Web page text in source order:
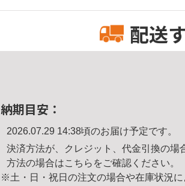
配送
納期目安：
2026.07.29 14:38頃のお届け予定です。
決済方法が、クレジット、代金引換の場
方法の場合はこちら をご確認ください。
※土・日・祝日の注文の場合や在庫状況